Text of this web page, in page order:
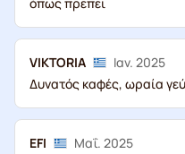
VIKTORIA
Ιαν. 2025
Δυνατός καφές, ωραία
EFI
Μαΐ. 2025